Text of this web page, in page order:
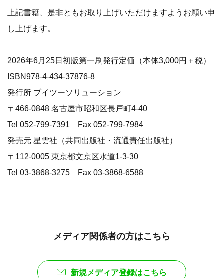
上記書籍、是非ともお取り上げいただけますようお願い申
し上げます。
2026年6月25日初版第一刷発行定価（本体3,000円＋税）
ISBN978-4-434-37876-8
発行所 ブイツーソリューション
〒466-0848 名古屋市昭和区長戸町4-40
Tel 052-799-7391 Fax 052-799-7984
発売元 星雲社（共同出版社・流通責任出版社）
〒112-0005 東京都文京区水道1-3-30
Tel 03-3868-3275 Fax 03-3868-6588
メディア関係者の方はこちら
新規メディア登録はこちら